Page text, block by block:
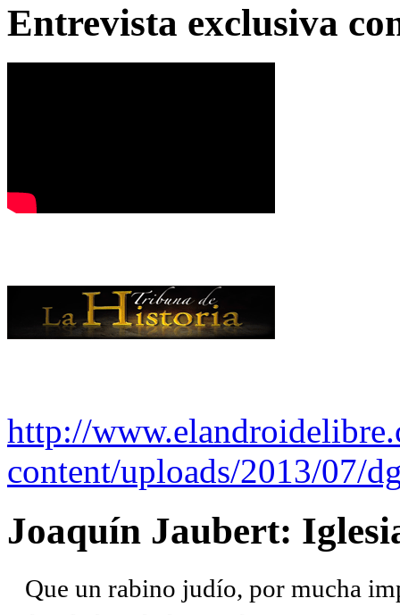
Entrevista exclusiva
http://
content/uploads/2013/07/
Joaquín Jaubert:
Que un rabino judío, por mucha